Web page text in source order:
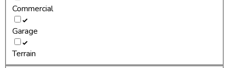
Commercial
Garage
Terrain